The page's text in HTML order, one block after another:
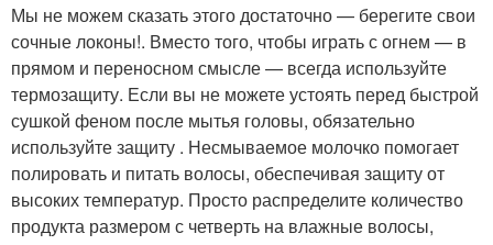
Мы не можем сказать этого достаточно — берегите свои
сочные локоны!. Вместо того, чтобы играть с огнем — в
прямом и переносном смысле — всегда используйте
термозащиту. Если вы не можете устоять перед быстрой
сушкой феном после мытья головы, обязательно
используйте защиту . Несмываемое молочко помогает
полировать и питать волосы, обеспечивая защиту от
высоких температур. Просто распределите количество
продукта размером с четверть на влажные волосы,